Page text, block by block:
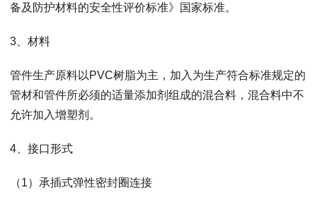
备及防护材料的安全性评价标准》国家标准。
3、材料
管件生产原料以PVC树脂为主，加入为生产符合标准规定的
管材和管件所必须的适量添加剂组成的混合料，混合料中不
允许加入增塑剂。
4、接口形式
（1）承插式弹性密封圈连接